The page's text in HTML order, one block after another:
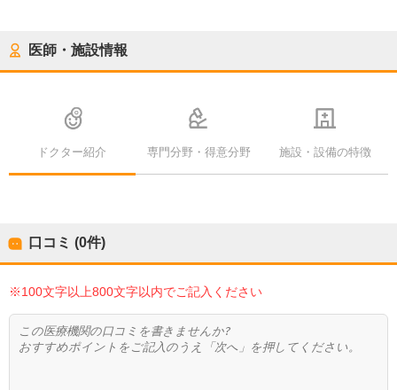
医師・施設情報
ドクター紹介 専門分野・得意分野 施設・設備の特徴
口コミ (0件)
※100文字以上800文字以内でご記入ください